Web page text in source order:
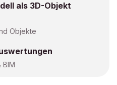
als 3D-Objekt
Objekte
BIM